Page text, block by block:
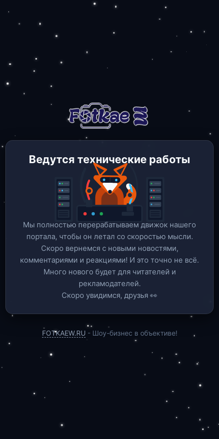
Ведутся технические работы
Мы полностью перерабатываем движок нашего
портала, чтобы он летал со скоростью мысли.
Скоро вернемся c новыми новостями,
комментариями и реакциями! И это точно не всё.
Много нового будет для читателей и
рекламодателей.
Скоро увидимся, друзья 👀
FOTKAEW.RU - Шоу-бизнес в объективе!